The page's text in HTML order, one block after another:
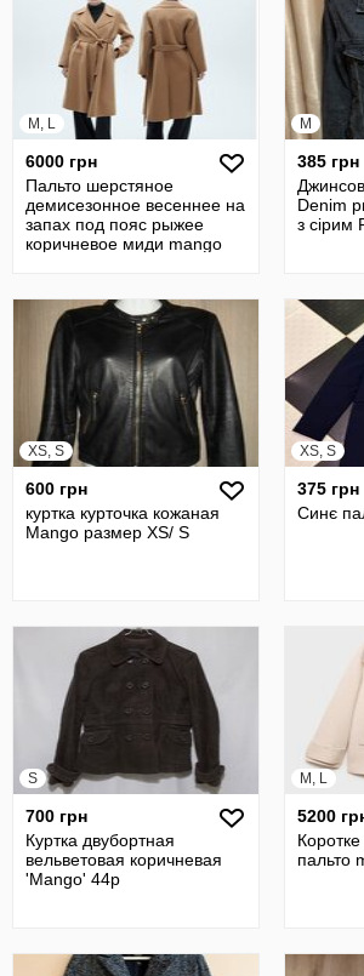
M, L
6000 грн
Пальто шерстяное
демисезонное весеннее на
запах под пояс рыжее
коричневое миди mango
M
385 грн
Denim
з сірим
XS, S
600 грн
куртка курточка кожаная
Mango размер XS/ S
XS, S
375 грн
Синє
S
700 грн
Куртка двубортная
вельветовая коричневая
'Mango' 44р
M, L
5200
пальто